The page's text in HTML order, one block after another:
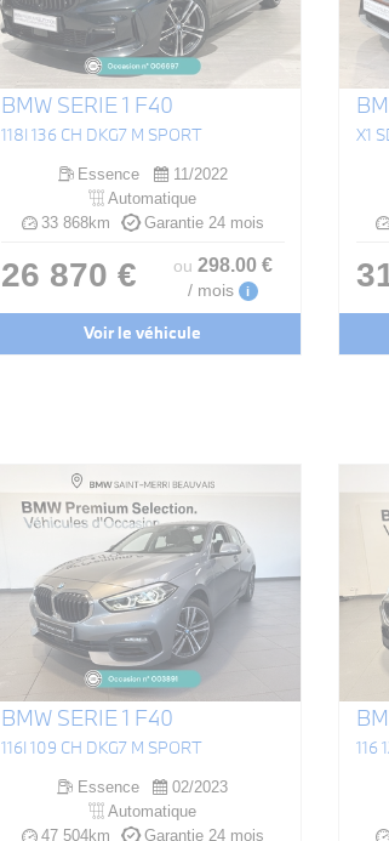
BMW SERIE 1 F40
118I 136 CH DKG7 M SPORT
Essence
11/2022
Automatique
33 868km
Garantie 24 mois
26 870 € ou 298.00 €
/ mois i
Voir le véhicule
X1
BMW SERIE 1 F40
116I 109 CH DKG7 M SPORT
Essence
02/2023
Automatique
47 504km
Garantie 24 mois
116